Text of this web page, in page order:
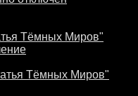
Тёмных Миров"
Тёмных Миров"